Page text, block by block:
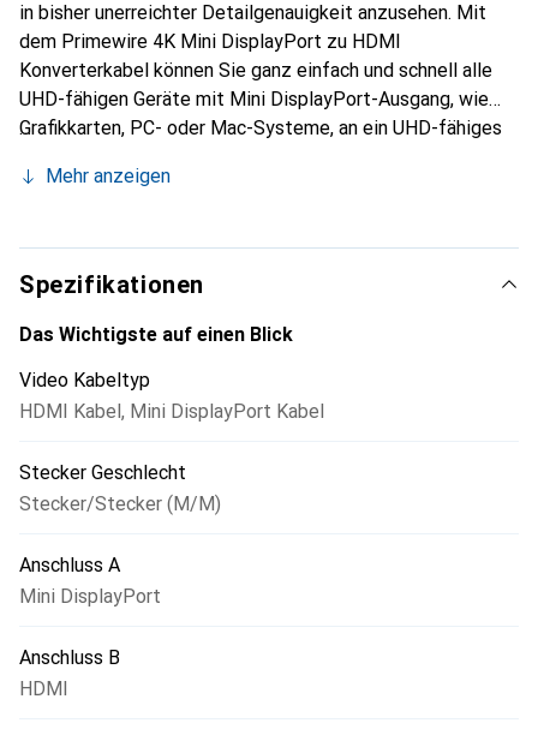
in bisher unerreichter Detailgenauigkeit anzusehen. Mit
dem Primewire 4K Mini DisplayPort zu HDMI
Konverterkabel können Sie ganz einfach und schnell alle
UHD-fähigen Geräte mit Mini DisplayPort-Ausgang, wie
Grafikkarten, PC- oder Mac-Systeme, an ein UHD-fähiges
3840x2160 (UHD) bei 60 Hz mit HDR-Unterstützung sind
den gängigen HDMI-Schnittstellen zwischen Computern,
Monitoren, Peripheriegeräten sowie Videokameras.
Mehr anzeigen
Spezifikationen
Das Wichtigste auf einen Blick
Video Kabeltyp
HDMI Kabel , Mini DisplayPort Kabel
Stecker Geschlecht
Stecker/Stecker (M/M)
Anschluss A
Mini DisplayPort
Anschluss B
HDMI